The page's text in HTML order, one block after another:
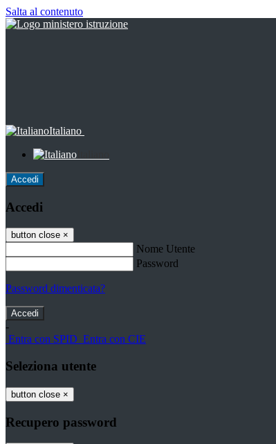
Salta al contenuto
Italiano
Accedi
Accedi
button close ×
Nome Utente
Password
Password dimenticata?
-
Entra con SPID Entra con CIE
Seleziona utente
button close ×
Recupero password